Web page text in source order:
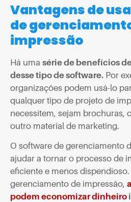
Vantagens de
de
impressão
Há uma série de benefícios
desse tipo de software. Por
organizações podem usá-lo
qualquer tipo de projeto de
necessitem, sejam brochuras,
outro material de marketing.
O software de gerenciamento
ajudar a tornar o processo de
eficiente e menos
gerenciamento de impressão,
podem economizar dinheiro